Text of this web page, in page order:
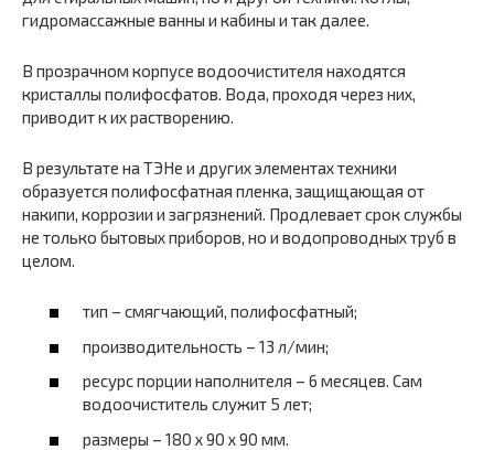
гидромассажные ванны и кабины и так далее.
В прозрачном корпусе водоочистителя находятся
кристаллы полифосфатов. Вода, проходя через них,
приводит к их растворению.
В результате на ТЭНе и других элементах техники
образуется полифосфатная пленка, защищающая от
накипи, коррозии и загрязнений. Продлевает срок службы
не только бытовых приборов, но и водопроводных труб в
целом.
тип – смягчающий, полифосфатный;
производительность – 13 л/мин;
ресурс порции наполнителя – 6 месяцев. Сам
водоочиститель служит 5 лет;
размеры – 180 х 90 х 90 мм.